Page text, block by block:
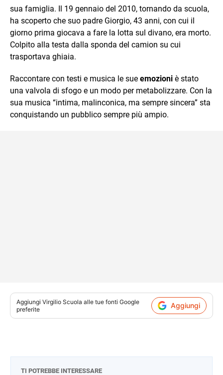
sua famiglia. Il 19 gennaio del 2010, tornando da scuola,
ha scoperto che suo padre Giorgio, 43 anni, con cui il
giorno prima giocava a fare la lotta sul divano, era morto.
Colpito alla testa dalla sponda del camion su cui
trasportava ghiaia.
Raccontare con testi e musica le sue emozioni è stato
una valvola di sfogo e un modo per metabolizzare. Con la
sua musica “intima, malinconica, ma sempre sincera” sta
conquistando un pubblico sempre più ampio.
Aggiungi Virgilio Scuola alle tue fonti Google
preferite
Aggiungi
TI POTREBBE INTERESSARE